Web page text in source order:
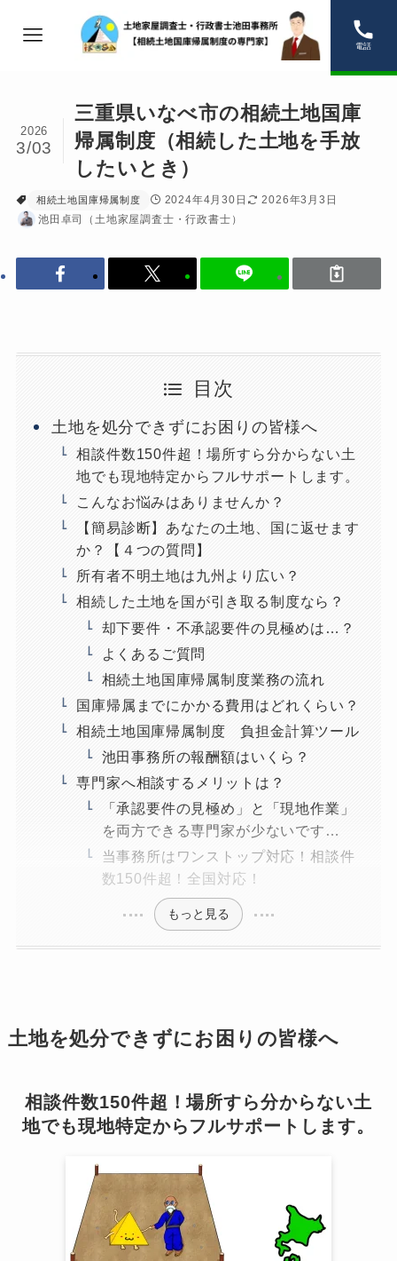
電話
三重県いなべ市の相続土地国庫
帰属制度（相続した土地を手放
したいとき）
2026
3/03
相続土地国庫帰属制度 2024年4月30日
2026年3月3日
池田卓司（土地家屋調査士・行政書士）
目次
土地を処分できずにお困りの皆様へ
相談件数150件超！場所すら分からない土
地でも現地特定からフルサポートします。
こんなお悩みはありませんか？
【簡易診断】あなたの土地、国に返せます
か？【４つの質問】
所有者不明土地は九州より広い？
相続した土地を国が引き取る制度なら？
却下要件・不承認要件の見極めは…？
よくあるご質問
相続土地国庫帰属制度業務の流れ
国庫帰属までにかかる費用はどれくらい？
相続土地国庫帰属制度 負担金計算ツール
池田事務所の報酬額はいくら？
専門家へ相談するメリットは？
「承認要件の見極め」と「現地作業」
を両方できる専門家が少ないです…
当事務所はワンストップ対応！相談件
数150件超！全国対応！
もっと見る
土地を処分できずにお困りの皆様へ
相談件数150件超！場所すら分からない土
地でも現地特定からフルサポートします。